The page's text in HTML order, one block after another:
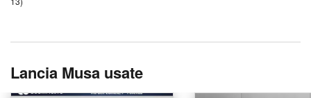
Lancia Musa usate